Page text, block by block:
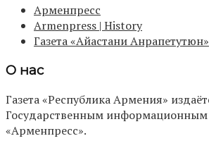
Арменпресс
Armenpress | History
Газета «Айастани Анрапетутюн»
О нас
Газета «Республика Армения»
Государственным информационным
«Арменпресс».